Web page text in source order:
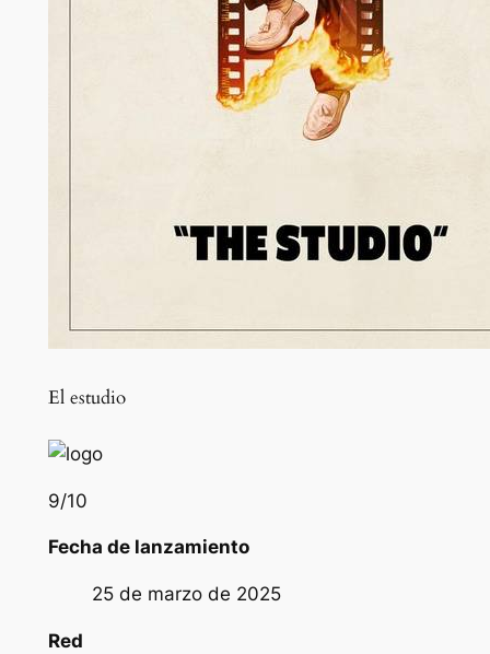
El estudio
9/10
Fecha de lanzamiento
25 de marzo de 2025
Red